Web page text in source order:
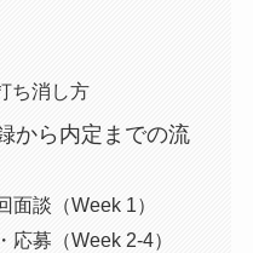
ち消し方
から内定までの流
面談（Week 1）
応募（Week 2-4）